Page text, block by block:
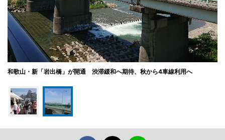
和歌山・新「岩出橋」が開通 渋滞緩和へ期待、秋から4車線利用へ